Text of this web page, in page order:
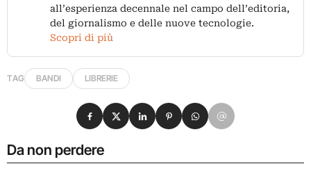
all’esperienza decennale nel campo dell’editoria,
del giornalismo e delle nuove tecnologie.
Scopri di più
TAG BANDI LIBRERIE
Da non perdere
Condividi su Facebook
Condividi su X
Condividi su LinkedIn
Condividi su Pinterest
Condividi su WhatsApp
Condividi su Email